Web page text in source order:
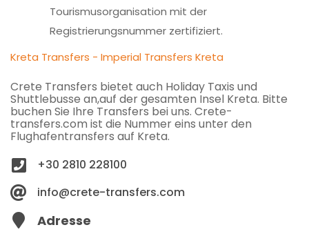
Tourismusorganisation mit der
Registrierungsnummer zertifiziert.
Kreta Transfers - Imperial Transfers Kreta
Crete Transfers bietet auch Holiday Taxis und
Shuttlebusse an,auf der gesamten Insel Kreta. Bitte
buchen Sie Ihre Transfers bei uns. Crete-
transfers.com ist die Nummer eins unter den
Flughafentransfers auf Kreta.
+30 2810 228100
info@crete-transfers.com
Adresse